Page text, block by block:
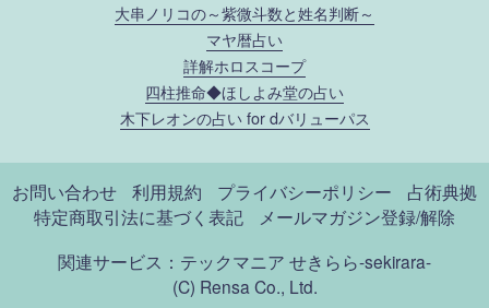
大串ノリコの～紫微斗数と姓名判断～
マヤ暦占い
詳解ホロスコープ
四柱推命◆ほしよみ堂の占い
木下レオンの占い for dバリューパス
お問い合わせ 利用規約 プライバシーポリシー
占術典拠
特定商取引法に基づく表記
メールマガジン登録/解除
関連サービス：テックマニア せきらら-sekirara-
(C) Rensa Co., Ltd.